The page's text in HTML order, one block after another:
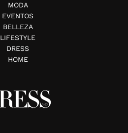
MODA
EVENTOS
BELLEZA
LIFESTYLE
DRESS
HOME